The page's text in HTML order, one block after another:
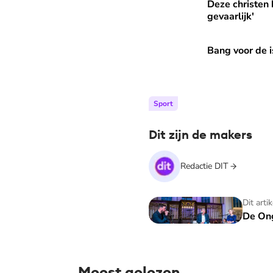
Deze
gevaarlijk'
Deze christen heeft
Bang voor de
Bang voor de islam? Ga
Sport
Dit zijn de makers
Redactie DIT
Dit
De
De Ongelooflijke Podcast